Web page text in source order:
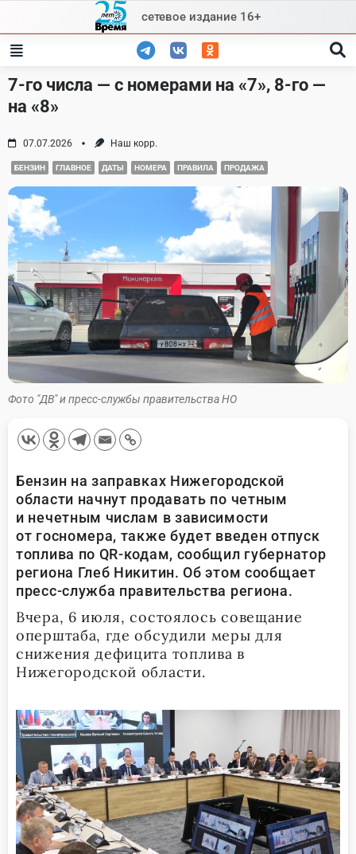
content
сетевое издание 16+
7-го числа — с номерами на «7», 8-го —
на «8»
07.07.2026 Наш корр.
БЕНЗИН ГЛАВНОЕ ДАТЫ НОМЕРА ПРАВИЛА ПРОДАЖА
Фото "ДВ" и пресс-службы правительства НО
Бензин на заправках Нижегородской
области начнут продавать по четным
и нечетным числам в зависимости
от госномера, также будет введен отпуск
топлива по QR-кодам, сообщил губернатор
региона Глеб Никитин. Об этом сообщает
пресс-служба правительства региона.
Вчера, 6 июля, состоялось совещание
оперштаба, где обсудили меры для
снижения дефицита топлива в
Нижегородской области.